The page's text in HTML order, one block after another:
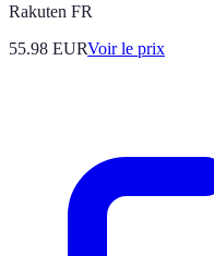
Rakuten FR
55.98 EURVoir le prix